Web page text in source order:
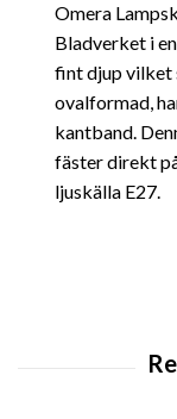
Omera
Bladverket i
fint djup vilket
ovalformad,
kantband.
fäster direkt
ljuskälla E27.